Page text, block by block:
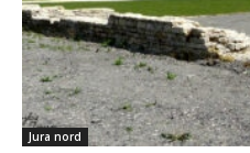
Jura nord